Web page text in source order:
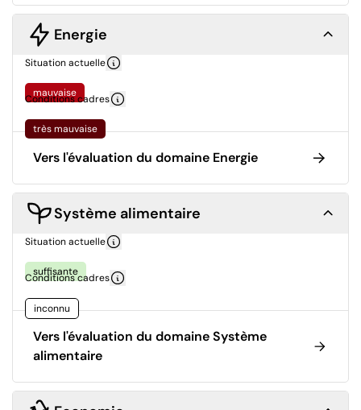
Energie
Situation actuelle
mauvaise
Conditions cadres
très mauvaise
Vers l'évaluation du domaine Energie
Système alimentaire
Situation actuelle
suffisante
Conditions cadres
inconnu
Vers l'évaluation du domaine Système
alimentaire